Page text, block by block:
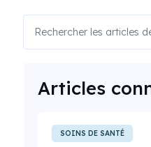
Articles
SOINS DE SANTÉ